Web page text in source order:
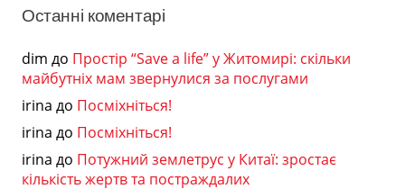
Останні коментарі
dim до Простір “Save a life” у Житомирі: скільки
майбутніх мам звернулися за послугами
irina до Посміхніться!
irina до Посміхніться!
irina до Потужний землетрус у Китаї: зростає
кількість жертв та постраждалих